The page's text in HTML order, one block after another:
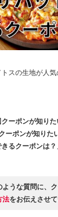
スの生地が人
ーポンが知りた
ーポンが知りた
るクーポンは？
ような質問に、
法をお伝えさせ